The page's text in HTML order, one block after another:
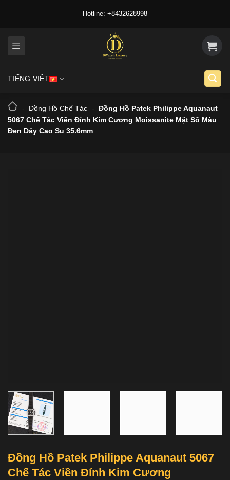
Hotline: +8432628998
TIẾNG VIỆT
- Đồng Hồ Chế Tác - Đồng Hồ Patek Philippe Aquanaut
5067 Chế Tác Viền Đính Kim Cương Moissanite Mặt Số Màu
Đen Dây Cao Su 35.6mm
Đồng Hồ Patek Philippe Aquanaut 5067
Chế Tác Viền Đính Kim Cương